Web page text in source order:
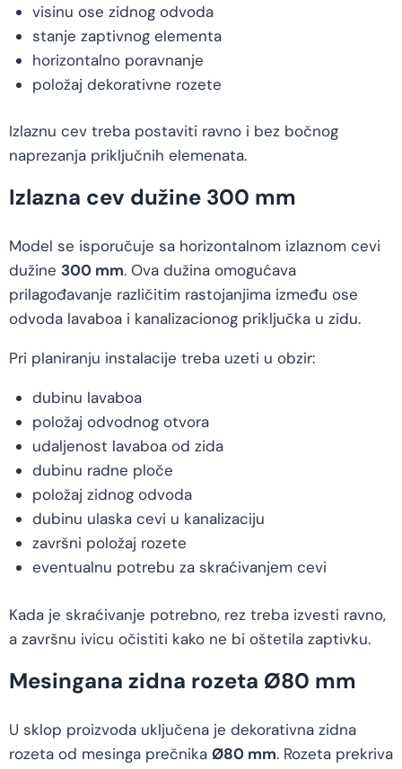
visinu ose zidnog odvoda
stanje zaptivnog elementa
horizontalno poravnanje
položaj dekorativne rozete
Izlaznu cev treba postaviti ravno i bez bočnog
naprezanja priključnih elemenata.
Izlazna cev dužine 300 mm
Model se isporučuje sa horizontalnom izlaznom cevi
dužine 300 mm. Ova dužina omogućava
prilagođavanje različitim rastojanjima između ose
odvoda lavaboa i kanalizacionog priključka u zidu.
Pri planiranju instalacije treba uzeti u obzir:
dubinu lavaboa
položaj odvodnog otvora
udaljenost lavaboa od zida
dubinu radne ploče
položaj zidnog odvoda
dubinu ulaska cevi u kanalizaciju
završni položaj rozete
eventualnu potrebu za skraćivanjem cevi
Kada je skraćivanje potrebno, rez treba izvesti ravno,
a završnu ivicu očistiti kako ne bi oštetila zaptivku.
Mesingana zidna rozeta Ø80 mm
U sklop proizvoda uključena je dekorativna zidna
rozeta od mesinga prečnika Ø80 mm. Rozeta prekriva